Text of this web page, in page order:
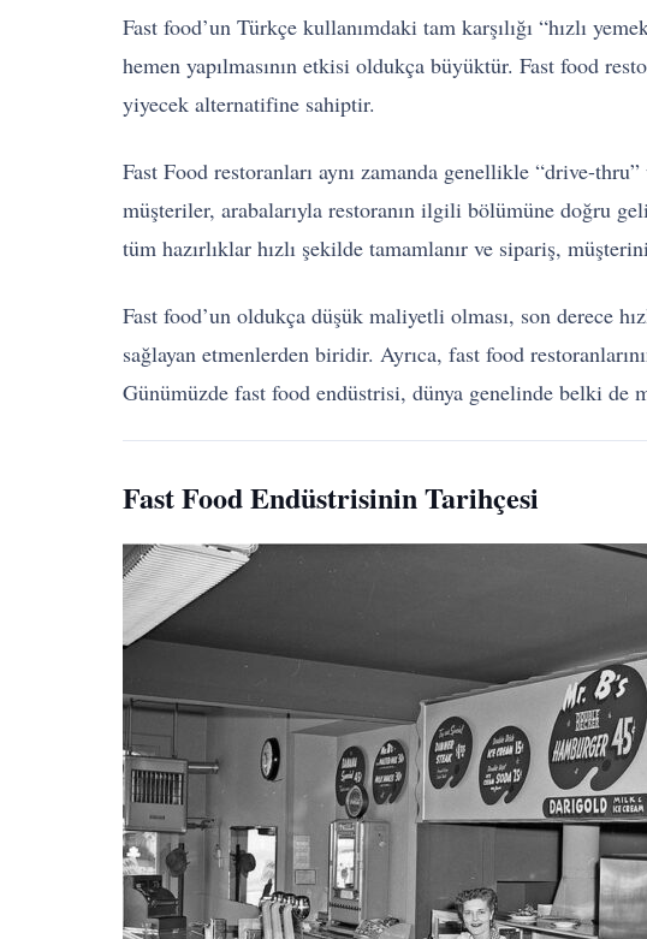
Fast food’un Türkçe kullanımdaki tam karşılığı “hızlı
hemen yapılmasının etkisi oldukça büyüktür. Fast food
yiyecek alternatifine sahiptir.
Fast Food restoranları aynı zamanda genellikle “drive-
müşteriler, arabalarıyla restoranın ilgili bölümüne doğru
tüm hazırlıklar hızlı şekilde tamamlanır ve sipariş,
Fast food’un oldukça düşük maliyetli olması, son derece
sağlayan etmenlerden biridir. Ayrıca, fast food
Günümüzde fast food endüstrisi, dünya genelinde belki de
Fast Food Endüstrisinin Tarihçesi